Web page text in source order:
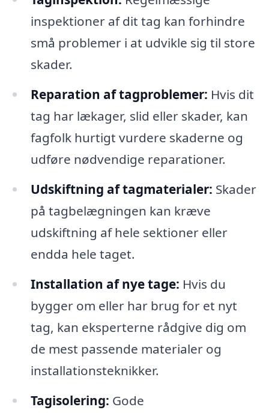
inspektioner af dit tag kan forhindre
små problemer i at udvikle sig til store
skader.
Reparation af tagproblemer: Hvis dit
tag har lækager, slid eller skader, kan
fagfolk hurtigt vurdere skaderne og
udføre nødvendige reparationer.
Udskiftning af tagmaterialer: Skader
på tagbelægningen kan kræve
udskiftning af hele sektioner eller
endda hele taget.
Installation af nye tage: Hvis du
bygger om eller har brug for et nyt
tag, kan eksperterne rådgive dig om
de mest passende materialer og
installationsteknikker.
Tagisolering: Gode